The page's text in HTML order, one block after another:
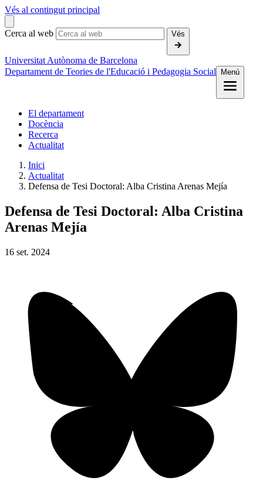
Vés al contingut principal
Cerca al web Vés
Universitat Autònoma de Barcelona
Departament de Teories de l'Educació i Pedagogia Social
Menú
El departament
Docència
Recerca
Actualitat
Inici
Actualitat
Defensa de Tesi Doctoral: Alba Cristina Arenas Mejía
Defensa de Tesi Doctoral: Alba Cristina
Arenas Mejía
16 set. 2024